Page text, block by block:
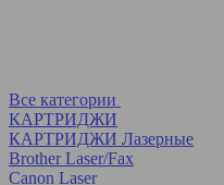
Все категории
КАРТРИДЖИ
КАРТРИДЖИ Лазерные
Brother Laser/Fax
Canon Laser